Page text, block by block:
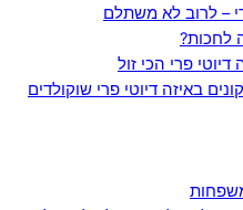
– לרוב לא משתלם
לחכות?
דיוטי פרי הכי זול
באיזה דיוטי פרי שוקולדים